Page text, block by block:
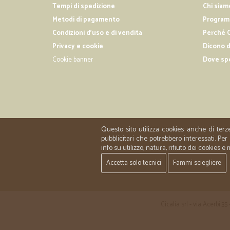
Tempi di spedizione
Metodi di pagamento
Condizioni d'uso e di vendita
Privacy e cookie
Cookie banner
Chi
Perché
Dicono
Dove
Questo sito utilizza cookies anche di
pubblicitari che potrebbero interessati.
info su utilizzo, natura, rifiuto dei cookies
Accetta solo tecnici Fammi sciegliere